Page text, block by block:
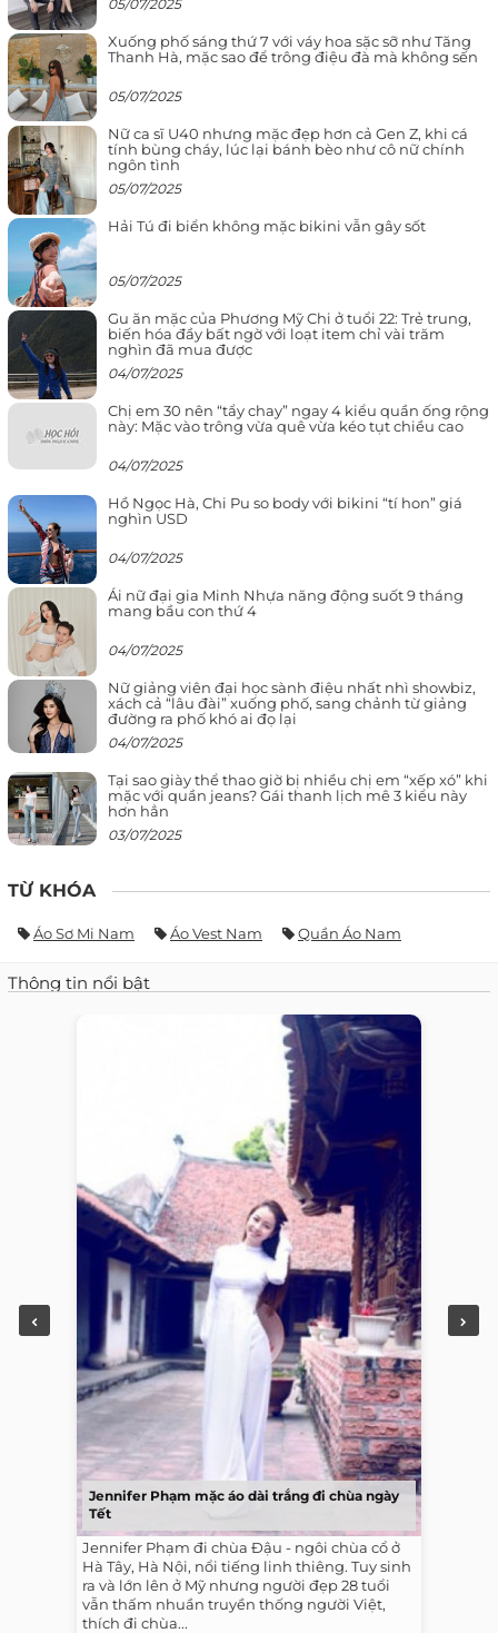
05/07/2025
Xuống phố sáng thứ 7 với váy hoa sặc sỡ như Tăng
Thanh Hà, mặc sao để trông điệu đà mà không sến
05/07/2025
Nữ ca sĩ U40 nhưng mặc đẹp hơn cả Gen Z, khi cá
tính bùng cháy, lúc lại bánh bèo như cô nữ chính
ngôn tình
05/07/2025
Hải Tú đi biển không mặc bikini vẫn gây sốt
05/07/2025
Gu ăn mặc của Phương Mỹ Chi ở tuổi 22: Trẻ trung,
biến hóa đầy bất ngờ với loạt item chỉ vài trăm
nghìn đã mua được
04/07/2025
Chị em 30 nên “tẩy chay” ngay 4 kiểu quần ống rộng
này: Mặc vào trông vừa quê vừa kéo tụt chiều cao
04/07/2025
Hồ Ngọc Hà, Chi Pu so body với bikini “tí hon” giá
nghìn USD
04/07/2025
Ái nữ đại gia Minh Nhựa năng động suốt 9 tháng
mang bầu con thứ 4
04/07/2025
Nữ giảng viên đại học sành điệu nhất nhì showbiz,
xách cả “lâu đài” xuống phố, sang chảnh từ giảng
đường ra phố khó ai đọ lại
04/07/2025
Tại sao giày thể thao giờ bị nhiều chị em “xếp xó” khi
mặc với quần jeans? Gái thanh lịch mê 3 kiểu này
hơn hẳn
03/07/2025
TỪ KHÓA
Áo Sơ Mi Nam Áo Vest Nam Quần Áo Nam
Thông tin nổi bật
Jennifer Phạm mặc áo dài trắng đi chùa ngày
Tết
Jennifer Phạm đi chùa Đậu - ngôi chùa cổ ở
Hà Tây, Hà Nội, nổi tiếng linh thiêng. Tuy sinh
ra và lớn lên ở Mỹ nhưng người đẹp 28 tuổi
vẫn thấm nhuần truyền thống người Việt,
thích đi chùa...